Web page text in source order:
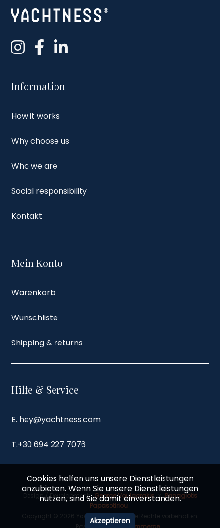
Information
How it works
Why choose us
Who we are
Social responsibility
Kontakt
Mein Konto
Warenkorb
Wunschliste
Shipping & returns
Hilfe & Service
E. hey@yachtness.com
T.+30 694 227 7076
Design / Development: George Voulgarakis x Panagiotis
Papasotiriou
Copyright © 2026 Yachtness Store. Alle Rechte vorbehalten.
Powered by
nopCommerce
Cookies helfen uns unsere Dienstleistungen
anzubieten. Wenn Sie unsere Dienstleistungen
nutzen, sind Sie damit einverstanden.
Akzeptieren